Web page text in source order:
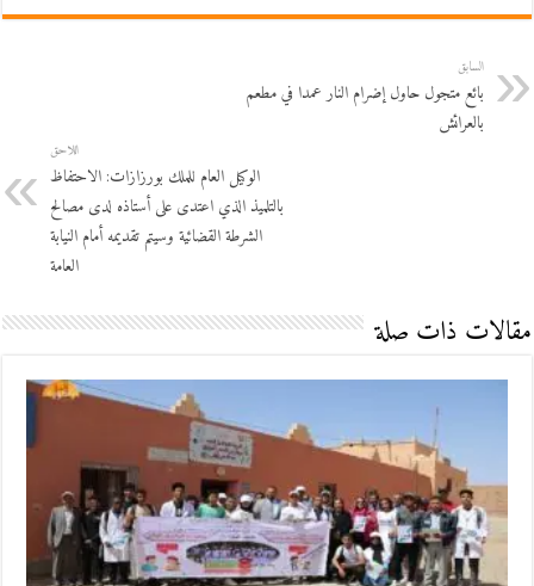
السابق
بائع متجول حاول إضرام النار عمدا في مطعم
بالعرائش
اللاحق
الوكيل العام للملك بورزازات: الاحتفاظ
بالتلميذ الذي اعتدى على أستاذه لدى مصالح
الشرطة القضائية وسيتم تقديمه أمام النيابة
العامة
مقالات ذات صلة